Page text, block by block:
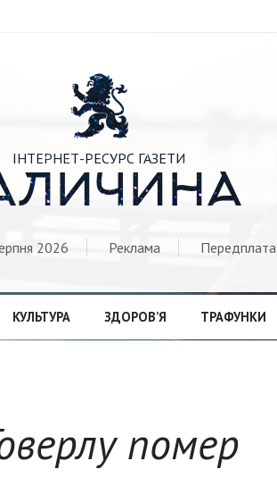

ІНТЕРНЕТ-РЕСУРС ГАЗЕТИ
2026 Реклама Передплата
КУЛЬТУРА ЗДОРОВ’Я ТРАФУНКИ
помер